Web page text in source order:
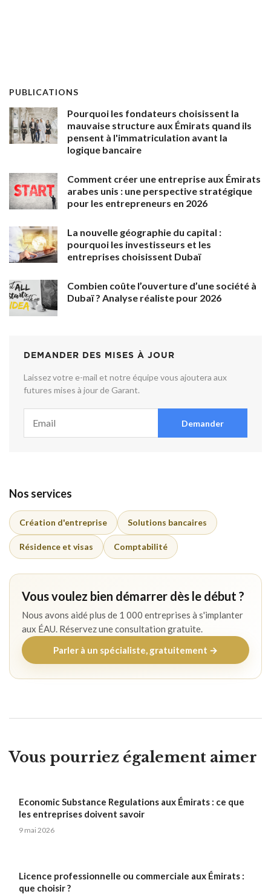
PUBLICATIONS
Pourquoi les fondateurs choisissent la
mauvaise structure aux Émirats quand ils
pensent à l'immatriculation avant la
logique bancaire
Comment créer une entreprise aux Émirats
arabes unis : une perspective stratégique
pour les entrepreneurs en 2026
La nouvelle géographie du capital :
pourquoi les investisseurs et les
entreprises choisissent Dubaï
Combien coûte l’ouverture d’une société à
Dubaï ? Analyse réaliste pour 2026
DEMANDER DES MISES À JOUR
Laissez votre e-mail et notre équipe vous ajoutera aux
futures mises à jour de Garant.
Demander
Nos services
Création d'entreprise Solutions bancaires
Résidence et visas Comptabilité
Vous voulez bien démarrer dès le début ?
Nous avons aidé plus de 1 000 entreprises à s'implanter
aux ÉAU. Réservez une consultation gratuite.
Parler à un spécialiste, gratuitement →
Vous pourriez également aimer
Economic Substance Regulations aux Émirats : ce que
les entreprises doivent savoir
9 mai 2026
Licence professionnelle ou commerciale aux Émirats :
que choisir ?